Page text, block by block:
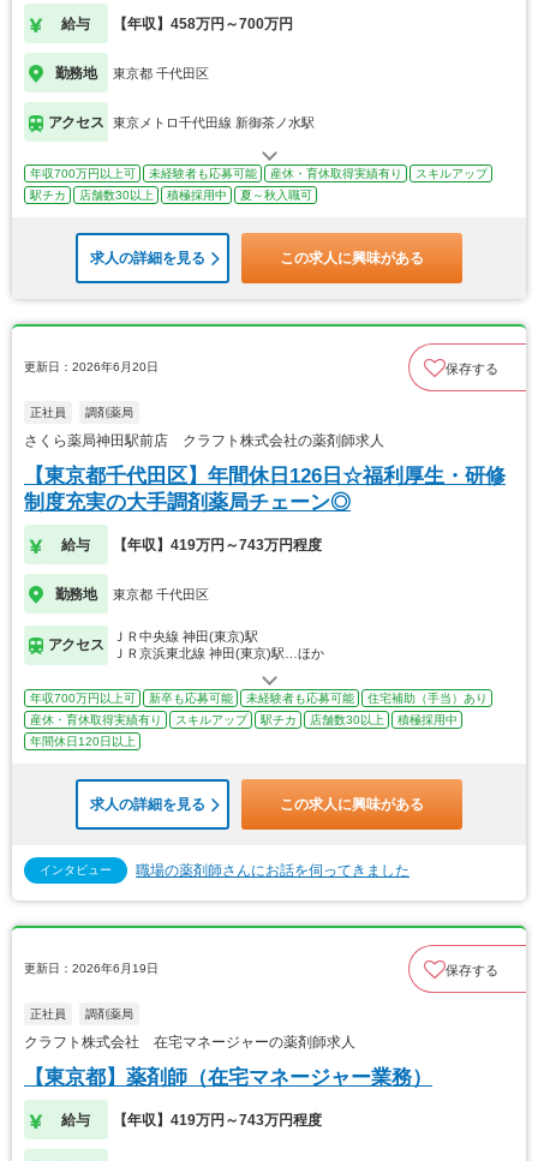
給与 【年収】458万円～700万円
勤務地 東京都 千代田区
アクセス 東京メトロ千代田線 新御茶ノ水駅
年収700万円以上可 未経験者も応募可能 産休・育休取得実績有り
スキルアップ
駅チカ
店舗数30以上 積極採用中 夏～秋入職可
求人の詳細を見る この求人に興味がある
更新日：2026年6月20日 保存する
正社員 調剤薬局
さくら薬局神田駅前店 クラフト株式会社の薬剤師求人
【東京都千代田区】年間休日126日☆福利厚生・研修
制度充実の大手調剤薬局チェーン◎
給与 【年収】419万円～743万円程度
勤務地 東京都 千代田区
アクセス
ＪＲ中央線 神田(東京)駅
ＪＲ京浜東北線 神田(東京)駅…ほか
年収700万円以上可 新卒も応募可能 未経験者も応募可能
住宅補助（手当）あり
産休・育休取得実績有り
スキルアップ 駅チカ 店舗数30以上
積極採用中
年間休日120日以上
求人の詳細を見る この求人に興味がある
インタビュー 職場の薬剤師さんにお話を伺ってきました
更新日：2026年6月19日 保存する
正社員 調剤薬局
クラフト株式会社 在宅マネージャーの薬剤師求人
【東京都】薬剤師（在宅マネージャー業務）
給与 【年収】419万円～743万円程度